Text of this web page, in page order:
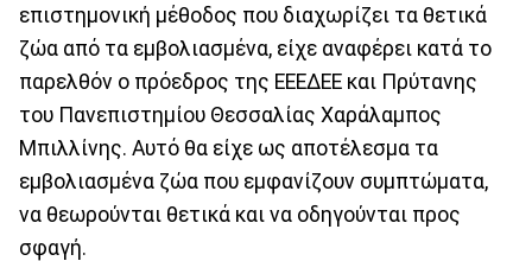
επιστημονική μέθοδος που διαχωρίζει τα θετικά
ζώα από τα εμβολιασμένα, είχε αναφέρει κατά το
παρελθόν ο πρόεδρος της ΕΕΕΔΕΕ και Πρύτανης
του Πανεπιστημίου Θεσσαλίας Χαράλαμπος
Μπιλλίνης. Αυτό θα είχε ως αποτέλεσμα τα
εμβολιασμένα ζώα που εμφανίζουν συμπτώματα,
να θεωρούνται θετικά και να οδηγούνται προς
σφαγή.